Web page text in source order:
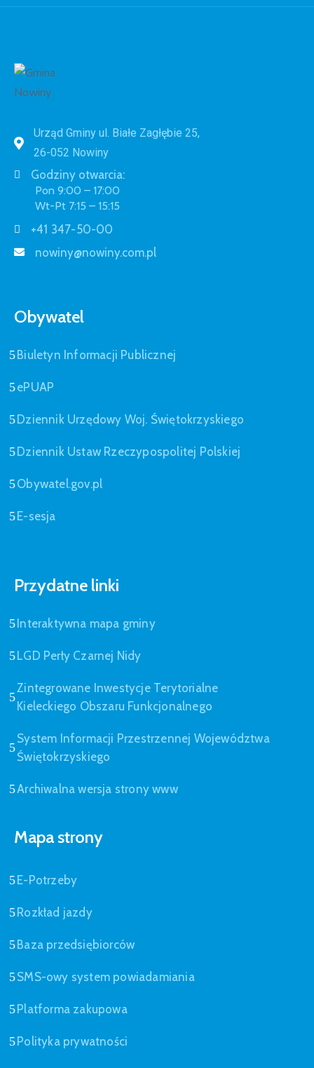
Urząd Gminy ul. Białe Zagłębie 25,
26-052 Nowiny
Godziny otwarcia:
Pon 9:00 – 17:00
Wt-Pt 7:15 – 15:15
+41 347-50-00
nowiny@nowiny.com.pl
Obywatel
Biuletyn Informacji Publicznej
ePUAP
Dziennik Urzędowy Woj. Świętokrzyskiego
Dziennik Ustaw Rzeczypospolitej Polskiej
Obywatel.gov.pl
E-sesja
Przydatne linki
Interaktywna mapa gminy
LGD Perły Czarnej Nidy
Zintegrowane Inwestycje Terytorialne
Kieleckiego Obszaru Funkcjonalnego
System Informacji Przestrzennej Województwa
Świętokrzyskiego
Archiwalna wersja strony www
Mapa strony
E-Potrzeby
Rozkład jazdy
Baza przedsiębiorców
SMS-owy system powiadamiania
Platforma zakupowa
Polityka prywatności